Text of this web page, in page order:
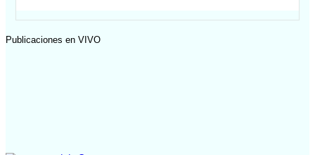
Publicaciones en VIVO